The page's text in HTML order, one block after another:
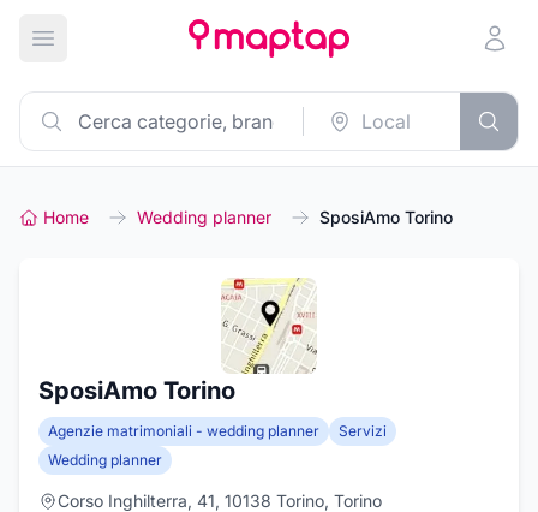
Apri menu principale
Home Wedding planner SposiAmo Torino
SposiAmo Torino
Agenzie matrimoniali - wedding planner
Servizi
Wedding planner
Corso Inghilterra, 41, 10138 Torino, Torino